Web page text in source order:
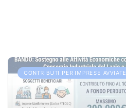
CONTRIBUTI PER IMPRESE AVVIATE